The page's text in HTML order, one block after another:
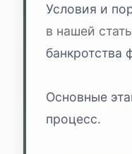
Условия и
в нашей
банкротства
Основные
процесс.